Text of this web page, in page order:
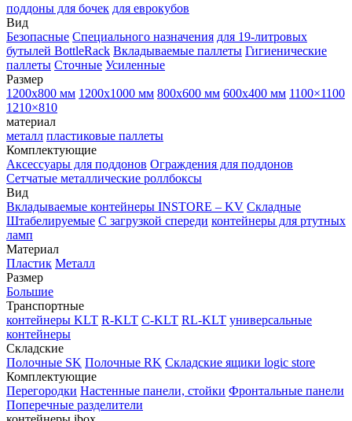
поддоны для бочек для еврокубов
Вид
Безопасные Специального назначения для 19-литровых
бутылей BottleRack Вкладываемые паллеты Гигиенические
паллеты Сточные Усиленные
Размер
1200х800 мм 1200х1000 мм 800х600 мм 600х400 мм 1100×1100
1210×810
материал
металл пластиковые паллеты
Комплектующие
Аксессуары для поддонов Ограждения для поддонов
Сетчатые металлические роллбоксы
Вид
Вкладываемые контейнеры INSTORE – KV Складные
Штабелируемые С загрузкой спереди контейнеры для ртутных
ламп
Материал
Пластик Металл
Размер
Большие
Транспортные
контейнеры KLT R-KLT C-KLT RL-KLT универсальные
контейнеры
Складские
Полочные SK Полочные RK Складские ящики logic store
Комплектующие
Перегородки Настенные панели, стойки Фронтальные панели
Поперечные разделители